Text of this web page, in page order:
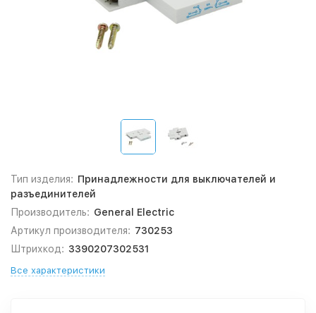
Тип изделия: Принадлежности для выключателей и
разъединителей
Производитель: General Electric
Артикул производителя: 730253
Штрихкод: 3390207302531
Все характеристики